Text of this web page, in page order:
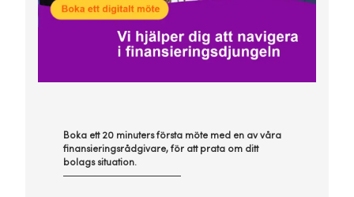
Boka ett 20 minuters första möte med en av våra
finansieringsrådgivare, för att prata om ditt
bolags situation.